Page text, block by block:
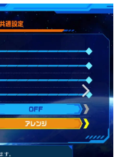
の魅力を画面や操作の
、硬派で骨太な評論連載
… ゲームにまつわる言葉
ーター文化史研究家・タ